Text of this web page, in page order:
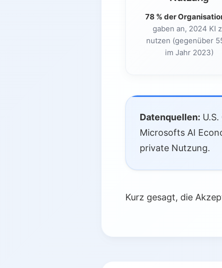
78 % der
gaben an, 2024 KI
nutzen (gegenüber
im Jahr 2023)
Datenquellen:
Microsofts AI
private Nutzung.
Kurz gesagt, die